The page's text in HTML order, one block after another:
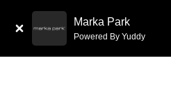
Marka Park
Powered By Yuddy